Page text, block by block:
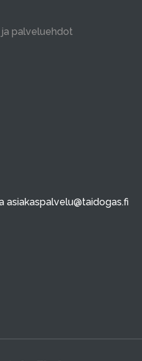
palveluehdot
asiakaspalvelu@taidogas.fi